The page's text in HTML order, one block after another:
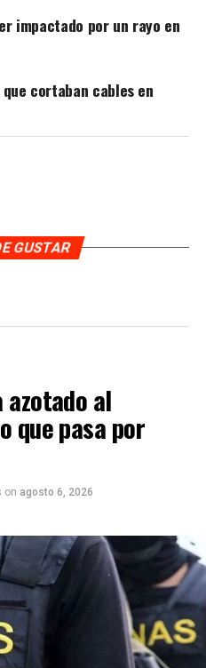
impactado por un rayo en
cortaban cables en
GUSTAR
al
que pasa por
on agosto 6, 2026